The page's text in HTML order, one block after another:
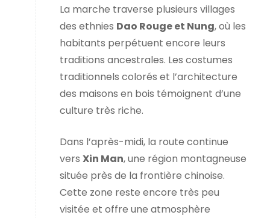
La marche traverse plusieurs villages
des ethnies Dao Rouge et Nung, où les
habitants perpétuent encore leurs
traditions ancestrales. Les costumes
traditionnels colorés et l’architecture
des maisons en bois témoignent d’une
culture très riche.
Dans l’après-midi, la route continue
vers Xin Man, une région montagneuse
située près de la frontière chinoise.
Cette zone reste encore très peu
visitée et offre une atmosphère